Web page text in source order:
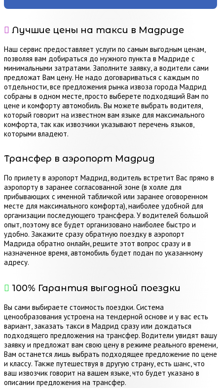
Лучшие цены на такси в Мадриде
Наш сервис предоставляет услуги по самым выгодным ценам,
позволяя вам добираться до нужного пункта в Мадриде с
минимальными затратами. Заполните заявку, а водители сами
предложат Вам цену. Не надо договариваться с каждым по
отдельности, все предложения рынка извоза города Мадрид
собраны в одном месте, просто выберете подходящий Вам по
цене и комфорту автомобиль. Вы можете выбрать водителя,
который говорит на известном вам языке для максимального
комфорта, так как извозчики указывают перечень языков,
которыми владеют.
Трансфер в аэропорт Мадрид
По прилету в аэропорт Мадрид, водитель встретит Вас прямо в
аэропорту в заранее согласованной зоне (в холле для
прибывающих с именной табличкой или заранее оговоренном
месте для максимального комфорта), наиболее удобной для
организации последующего трансфера. У водителей большой
опыт, поэтому все будет организовано наиболее быстро и
удобно. Закажите сразу обратную поездку в аэропорт
Мадрида обратно онлайн, решите этот вопрос сразу и в
назначенное время, автомобиль будет подан по указанному
адресу.
100% Гарантия выгодной поездки
Вы сами выбираете стоимость поездки. Система
ценообразования устроена на тендерной основе и у вас есть
вариант, заказать такси в Мадрид сразу или дождаться
подходящего предложения на трансфер. Водители увидят вашу
заявку и предложат вам свою цену в режиме реального времени,
Вам останется лишь выбрать подходящее предложение по цене
и классу. Также путешествуя в другую страну, есть шанс, что
ваш извозчик говорит на вашем языке, что будет указано в
описании предложения на трансфер.